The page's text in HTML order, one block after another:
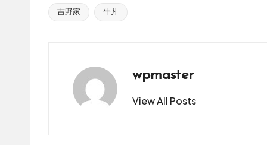
Tags:
吉野家 牛丼
wpmaster
View All Posts